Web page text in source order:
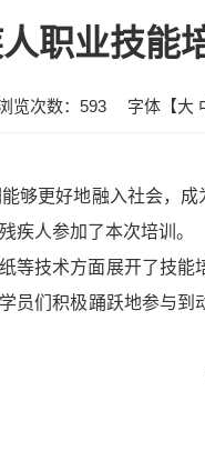
职业技能
览次数： 593 字体【大
够更好地融入社会，
疾人参加了本次培训。
等技术方面展开了技能
们积极踊跃地参与到